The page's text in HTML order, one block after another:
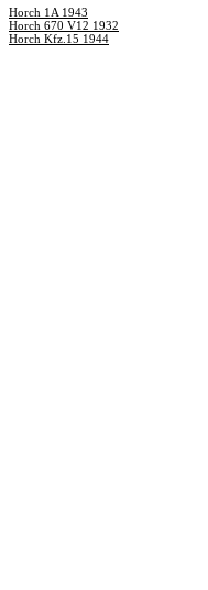
Horch 1A 1943
Horch 670 V12 1932
Horch Kfz.15 1944